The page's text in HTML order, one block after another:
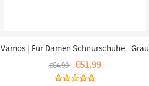
Vamos | Fur Damen Schnurschuhe - Grau
€64.99 €51.99